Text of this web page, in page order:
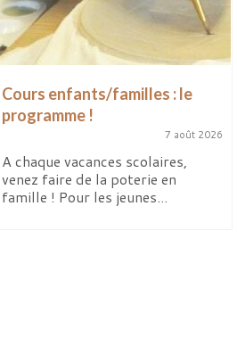
Cours enfants/familles : le
programme !
7 août 2026
A chaque vacances scolaires,
venez faire de la poterie en
famille ! Pour les jeunes...